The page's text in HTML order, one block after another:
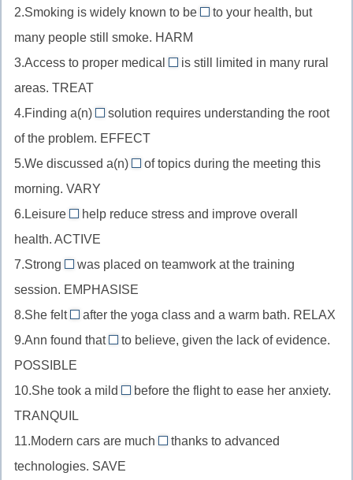
прилагательное
после
глагола-
связки,
ous
(теряем
ety)
2.Smoking is widely known to be
harmful
прилагательное
глагола-
to your health, but
many people still smoke. HARM
3.Access to proper medical
treatment
существительное
прилагательного,
is still limited in many rural
areas. TREAT
4.Finding a(n)
effective
//
прилагательное
перед
существительным,
effect
solution requires understanding the root
of the problem. EFFECT
5.We discussed a(n)
variety
существительное
дополнение,
vary
(y
в
of topics during the meeting this
morning. VARY
6.Leisure
activities
//
существительное
во
мн.ч.
после
+-
ity
+-
s
help reduce stress and improve overall
health. ACTIVE
7.Strong
emphasis
//
существительное
после
прилагательного,
emphasise
was placed on teamwork at the training
session. EMPHASISE
8.She felt
relaxed
//
прилагательное
после
глагола
after the yoga class and a warm bath. RELAX
9.Ann found that
impossible
прилагательное
глагола-
связки,
to believe, given the lack of evidence.
POSSIBLE
10.She took a mild
tranquilliser
существительное
после
before the flight to ease her anxiety.
TRANQUIL
11.Modern cars are much
safer
thanks to advanced
technologies. SAVE